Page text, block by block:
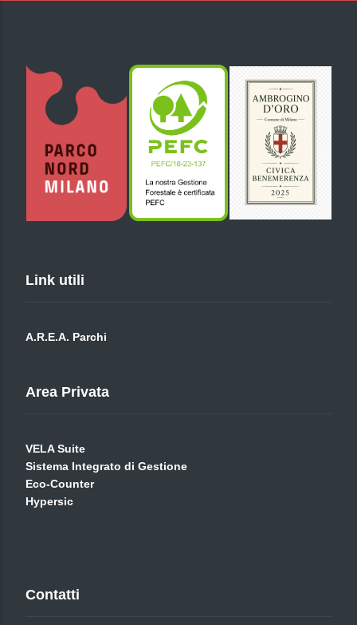
Link utili
A.R.E.A. Parchi
Area Privata
VELA Suite
Sistema Integrato di Gestione
Eco-Counter
Hypersic
Contatti